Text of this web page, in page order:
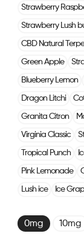
Strawberry
Strawberry Lush
CBD Natural
Green Apple
Blueberry Lemon
Dragon Litchi
Granita Citron
Virginia Classic
Tropical Punch
Pink Lemonade
Lush ice Ice
0mg 10mg